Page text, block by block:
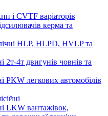
і CVTF варіаторів
керма та
HLP, HLPD, HVLP та
2т-4т двигунів човнів та
PKW легкових автомобілів
LKW вантажівок,